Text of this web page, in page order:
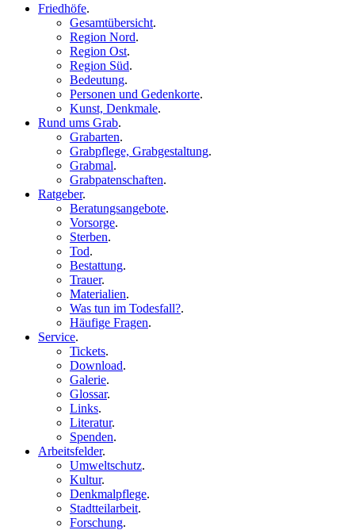
Friedhöfe.
Gesamtübersicht.
Region Nord.
Region Ost.
Region Süd.
Bedeutung.
Personen und Gedenkorte.
Kunst, Denkmale.
Rund ums Grab.
Grabarten.
Grabpflege, Grabgestaltung.
Grabmal.
Grabpatenschaften.
Ratgeber.
Beratungsangebote.
Vorsorge.
Sterben.
Tod.
Bestattung.
Trauer.
Materialien.
Was tun im Todesfall?.
Häufige Fragen.
Service.
Tickets.
Download.
Galerie.
Glossar.
Links.
Literatur.
Spenden.
Arbeitsfelder.
Umweltschutz.
Kultur.
Denkmalpflege.
Stadtteilarbeit.
Forschung.